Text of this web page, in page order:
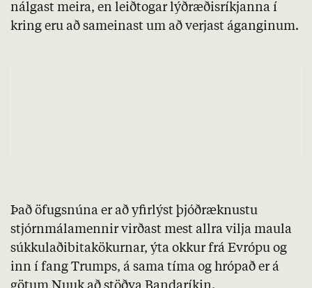
nálgast meira, en leiðtogar lýðræðisríkjanna í
kring eru að sameinast um að verjast áganginum.
Það öfugsnúna er að yfirlýst þjóðræknustu
stjórnmálamennir virðast mest allra vilja maula
súkkulaðibitakökurnar, ýta okkur frá Evrópu og
inn í fang Trumps, á sama tíma og hrópað er á